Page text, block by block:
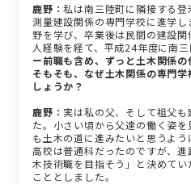
鹿野：私は南三陸町に隣接する
測量建設関係の専門学校に進学
野を学び、卒業後は民間の建設
人経験を経て、平成24年度に南三
ー前職も含め、ずっと土木関係の
そもそも、なぜ土木関係の専門
しょうか？
鹿野： 実は私の父、そして祖父
た。小さい頃から父達の働く姿
も土木の道に進みたいと思うよう
高校は普通科だったのですが、
木技術職を目指そう」と決めて
こととしました。